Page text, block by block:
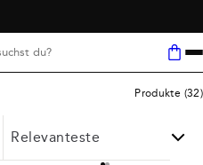
Produkte (32)